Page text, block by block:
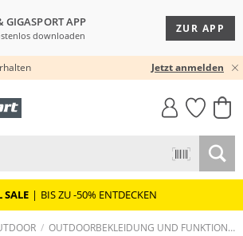
GIGASPORT APP
downloaden
ZUR APP
30 TAGE RÜCKGABERECHT Jetzt anmelden
MUST-HAVE
SALE | BIS ZU -50% ENTDECKEN
OUTDOORBEKLEIDUNG UND FUNKTIONSBEKLEIDUNG